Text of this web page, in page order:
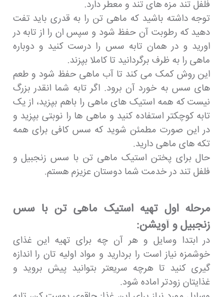
فلفل تند مزه های تند و معطر دارد.
توجه داشته باشید که ماهی تن را به قدری باید تفت
دهید که رطوبت آن حفظ شود و سپس ان را از تابه در
اورید و در همان تابه سس را درست کنید و دوباره
ماهی را به ظرف برگردانید تا کاملا بپزند.
این روش کمک می کند تا آب ماهی حفظ شود و طعم
های سس به خورد آن برود. اگر تابه شما انقدر بزرگ
نیست که همه استیک های ماهی را باهم بپزید، از یک
تابه کوچکتر استفاده کنید و ماهی ها را نوبتی بپزید و
در این صورت مطمئن شوید که سس کافی برای همه
تکه های ماهی دارید.
حال برای پختن استیک ماهی تن با سس زنجبیل و
فلفل تند در خدمت شما دوستان عزیزم هستم.
مرحله اول تهیه استیک ماهی تن با سس
زنجبیل و آویشن:
در ابتدا وسایل و هر آن چه برای تهیه این غذای
خوشمزه نیاز است را بردارید و مواد اولیه تان را اندازه
گیری کنید تا هرچه سریعتر بتوانید پیش بروید و
غذایتان زودتر اماده شود.